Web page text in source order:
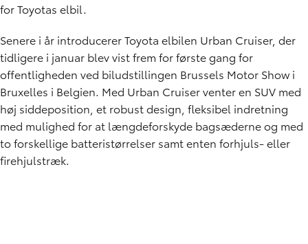
for Toyotas elbil.
Senere i år introducerer Toyota elbilen Urban Cruiser, der
tidligere i januar blev vist frem for første gang for
offentligheden ved biludstillingen Brussels Motor Show i
Bruxelles i Belgien. Med Urban Cruiser venter en SUV med
høj siddeposition, et robust design, fleksibel indretning
med mulighed for at længdeforskyde bagsæderne og med
to forskellige batteristørrelser samt enten forhjuls- eller
firehjulstræk.